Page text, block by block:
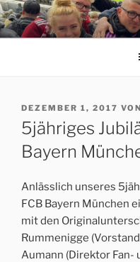
Zum
Inhalt
springenERFORDIA
Herzlich Willkommen auf
VERÖFFENTLICHT
AM
DEZEMBER 1, 2017 VON
5jähriges
Bayern
Anlässlich unseres
FCB Bayern München
mit den
Rummenigge
Aumann (Direktor Fan-